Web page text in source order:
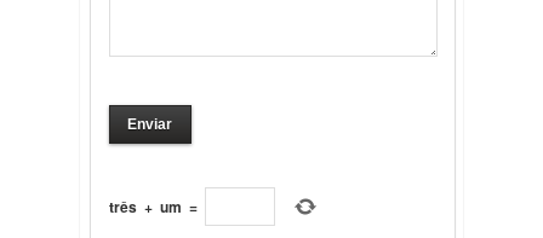
três + um =